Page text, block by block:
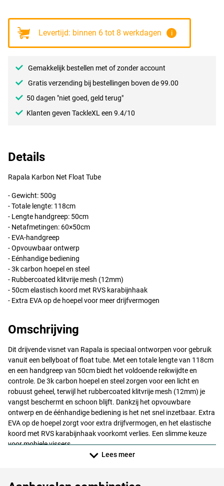
Levertijd: binnen 6 tot 8 werkdagen i
Gemakkelijk bestellen met of zonder account
Gratis verzending bij bestellingen boven de 99.00
50 dagen "niet goed, geld terug"
Klanten geven TackleXL een 9.4/10
Details
Rapala Karbon Net Float Tube
- Gewicht: 500g
- Totale lengte: 118cm
- Lengte handgreep: 50cm
- Netafmetingen: 60×50cm
- EVA-handgreep
- Opvouwbaar ontwerp
- Eénhandige bediening
- 3k carbon hoepel en steel
- Rubbercoated klitvrije mesh (12mm)
- 50cm elastisch koord met RVS karabijnhaak
- Extra EVAop de hoepel voor meer drijfvermogen
Omschrijving
Dit drijvende visnet van Rapala is speciaal ontworpen voor gebruik
vanuit een bellyboat of float tube. Met een totale lengte van 118cm
en een handgreep van 50cm biedt het voldoende reikwijdte en
controle. De 3k carbon hoepel en steel zorgen voor een licht en
robuust geheel, terwijl het rubbercoated klitvrije mesh (12mm) je
vangst beschermt en schoon blijft. Dankzij het opvouwbare
ontwerp en de éénhandige bediening is het net snel inzetbaar. Extra
EVAop de hoepel zorgt voor extra drijfvermogen, en het elastische
koord met RVS karabijnhaak voorkomt verlies. Een slimme keuze
voor mobiele vissers.
Lees meer